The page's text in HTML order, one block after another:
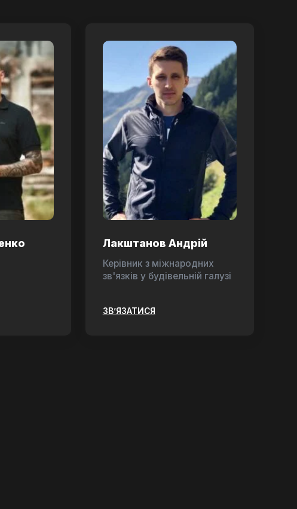
Лакштанов Андрій
Керівник з міжнародних
зв'язків у будівельній галузі
ЗВ’ЯЗАТИСЯ